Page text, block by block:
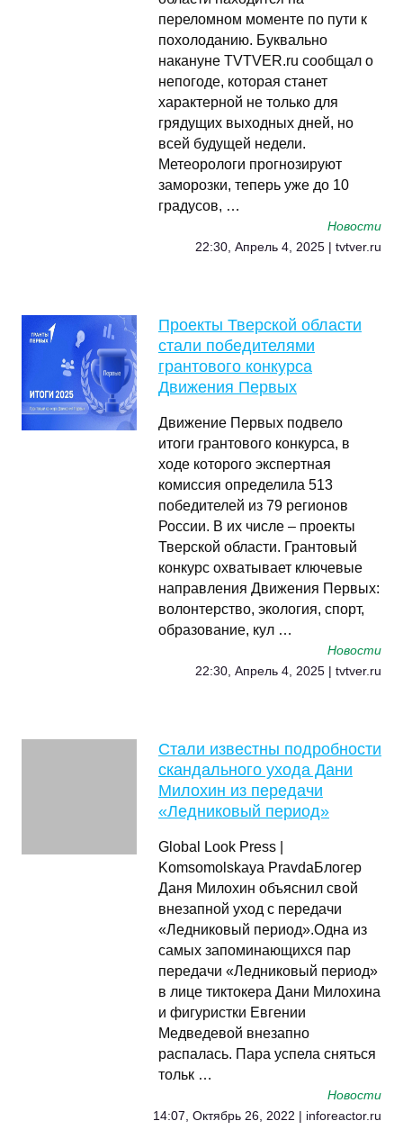
переломном моменте по пути к
похолоданию. Буквально
накануне TVTVER.ru сообщал о
непогоде, которая станет
характерной не только для
грядущих выходных дней, но
всей будущей недели.
Метеорологи прогнозируют
заморозки, теперь уже до 10
градусов, …
Новости
22:30, Апрель 4, 2025 | tvtver.ru
Проекты Тверской области
стали победителями
грантового конкурса
Движения Первых
Движение Первых подвело
итоги грантового конкурса, в
ходе которого экспертная
комиссия определила 513
победителей из 79 регионов
России. В их числе – проекты
Тверской области. Грантовый
конкурс охватывает ключевые
направления Движения Первых:
волонтерство, экология, спорт,
образование, кул …
Новости
22:30, Апрель 4, 2025 | tvtver.ru
Стали известны подробности
скандального ухода Дани
Милохин из передачи
«Ледниковый период»
Global Look Press |
Komsomolskaya PravdaБлогер
Даня Милохин объяснил свой
внезапной уход с передачи
«Ледниковый период».Одна из
самых запоминающихся пар
передачи «Ледниковый период»
в лице тиктокера Дани Милохина
и фигуристки Евгении
Медведевой внезапно
распалась. Пара успела сняться
тольк …
Новости
14:07, Октябрь 26, 2022 | inforeactor.ru